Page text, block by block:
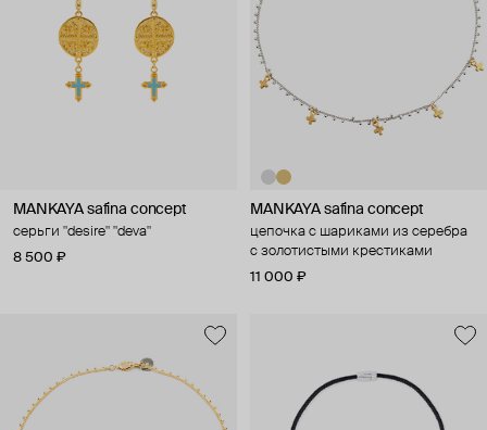
MANKAYA safina concept
серьги "desire" "deva"
8 500 ₽
MANKAYA safina concept
цепочка с шариками из серебра
с золотистыми крестиками
11 000 ₽